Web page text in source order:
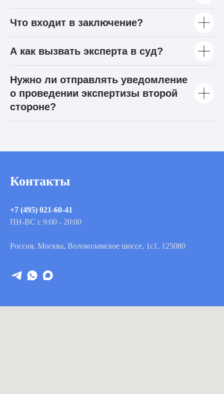
Что входит в заключение?
А как вызвать эксперта в суд?
Нужно ли отправлять уведомление
о проведении экспертизы второй
стороне?
Контакты
+7 (495) 021-60-41
ПН-ВС с 9:00 - 20:00
Россия, Москва, Волоколамское шоссе, 1с1, 125080